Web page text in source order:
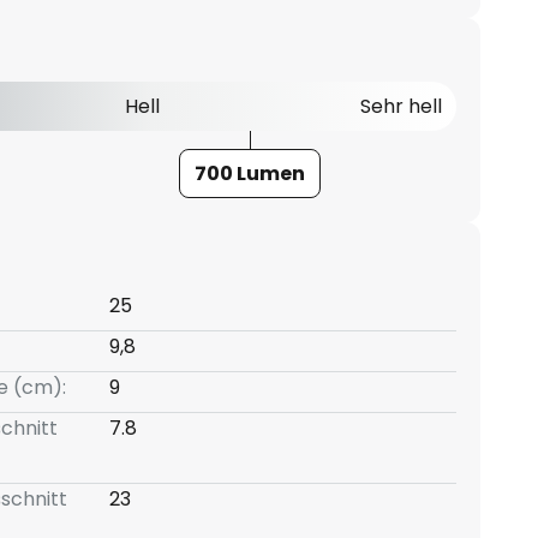
Hell Sehr hell
700 Lumen
25
9,8
(cm):
9
7.8
23